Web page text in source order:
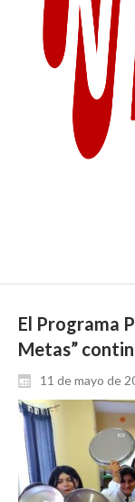
El Programa
Metas”
11 de mayo de